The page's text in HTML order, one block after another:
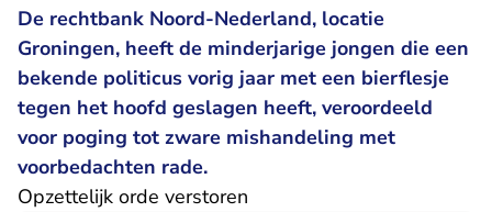
De rechtbank Noord-Nederland, locatie
Groningen, heeft de minderjarige jongen die een
bekende politicus vorig jaar met een bierflesje
tegen het hoofd geslagen heeft, veroordeeld
voor poging tot zware mishandeling met
voorbedachten rade.
Opzettelijk orde verstoren